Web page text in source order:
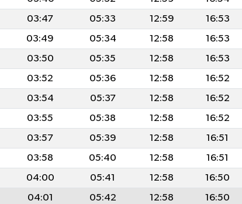
03:47 05:33 12:59 16:53
03:49 05:34 12:58 16:53
03:50 05:35 12:58 16:53
03:52 05:36 12:58 16:52
03:54 05:37 12:58 16:52
03:55 05:38 12:58 16:52
03:57 05:39 12:58 16:51
03:58 05:40 12:58 16:51
04:00 05:41 12:58 16:50
04:01 05:42 12:58 16:50